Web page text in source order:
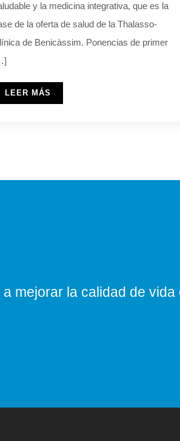
y la medicina integrativa, que es la
de la oferta de salud de la Thalasso-
de Benicàssim. Ponencias de primer
LEER MÁS
mejorar la calidad de